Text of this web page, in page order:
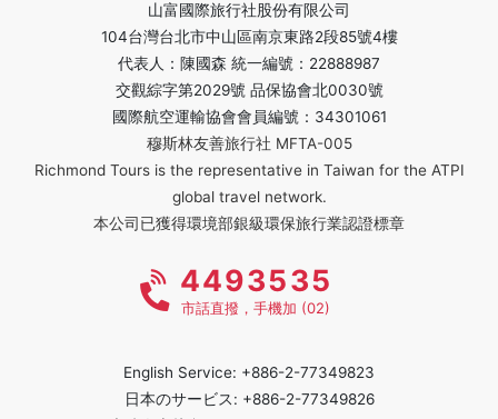
山富國際旅行社股份有限公司
104台灣台北市中山區南京東路2段85號4樓
代表人：陳國森 統一編號：22888987
交觀綜字第2029號 品保協會北0030號
國際航空運輸協會會員編號：34301061
穆斯林友善旅行社 MFTA-005
Richmond Tours is the representative in Taiwan for the ATPI
global travel network.
本公司已獲得環境部銀級環保旅行業認證標章
4493535
市話直撥，手機加 (02)
English Service: +886-2-77349823
日本のサービス: +886-2-77349826